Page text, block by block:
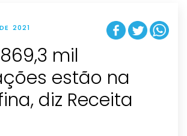
2021
869,3 mil
estão na
diz Receita